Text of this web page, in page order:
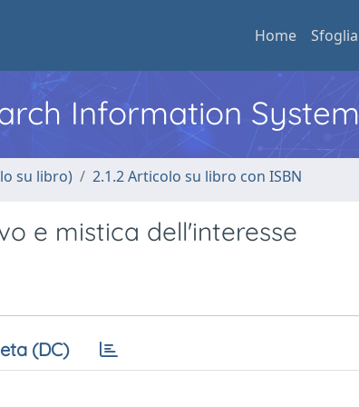
Home Sfoglia
Information System
su libro) 2.1.2 Articolo su libro con ISBN
e mistica dell'interesse
(DC)